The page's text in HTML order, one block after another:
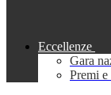
Eccellenze
Gara
Premi